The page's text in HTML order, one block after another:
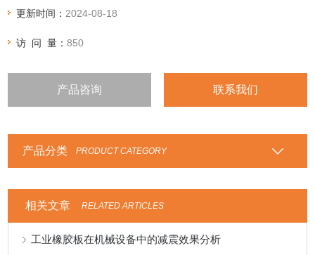
更新时间： 2024-08-18
访 问 量：850
产品咨询 联系我们
产品分类 PRODUCT CATEGORY
相关文章 RELATED ARTICLES
工业橡胶板在机械设备中的减震效果分析